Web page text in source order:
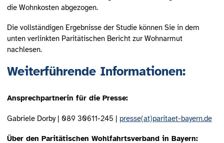
die Wohnkosten abgezogen.
Die vollständigen Ergebnisse der Studie können Sie in dem
unten verlinkten Paritätischen Bericht zur Wohnarmut
nachlesen.
Weiterführende Informationen:
Ansprechpartnerin für die Presse:
Gabriele Dorby | 089 30611-245 | presse(at)paritaet-bayern.de
Über den Paritätischen Wohlfahrtsverband in Bayern: